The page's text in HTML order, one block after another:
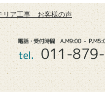
ア工事 お客様の声